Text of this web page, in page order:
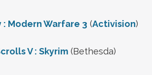
Modern Warfare 3 (Activision)
V : Skyrim (Bethesda)